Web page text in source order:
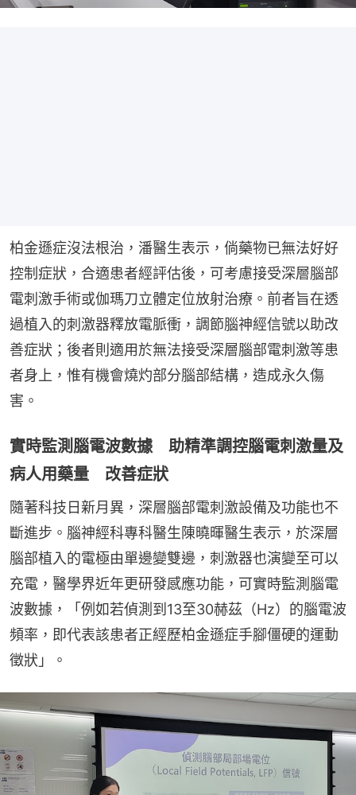
柏金遜症沒法根治，潘醫生表示，倘藥物已無法好好
控制症狀，合適患者經評估後，可考慮接受深層腦部
電刺激手術或伽瑪刀立體定位放射治療。前者旨在透
過植入的刺激器釋放電脈衝，調節腦神經信號以助改
善症狀；後者則適用於無法接受深層腦部電刺激等患
者身上，惟有機會燒灼部分腦部結構，造成永久傷
害。
實時監測腦電波數據 助精準調控腦電刺激量及
病人用藥量 改善症狀
隨著科技日新月異，深層腦部電刺激設備及功能也不
斷進步。腦神經科專科醫生陳曉暉醫生表示，於深層
腦部植入的電極由單邊變雙邊，刺激器也演變至可以
充電，醫學界近年更研發感應功能，可實時監測腦電
波數據，「例如若偵測到13至30赫茲（Hz）的腦電波
頻率，即代表該患者正經歷柏金遜症手腳僵硬的運動
徵狀」。